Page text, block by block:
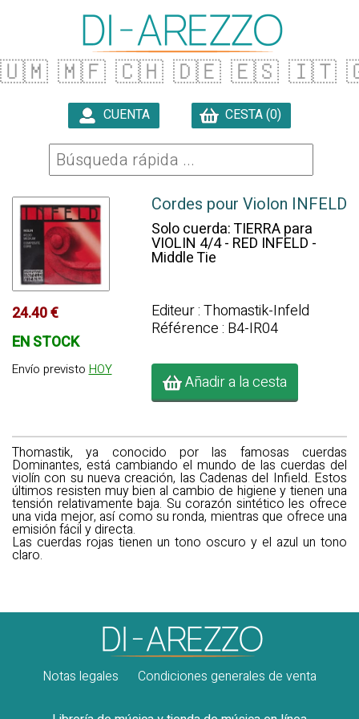
🇺🇲 🇲🇫 🇨🇭 🇩🇪 🇪🇸 🇮🇹
CUENTA CESTA (0)
24.40 €
EN STOCK
Envío previsto HOY
Cordes pour Violon INFELD
Solo cuerda: TIERRA para
VIOLIN 4/4 - RED INFELD -
Middle Tie
Editeur : Thomastik-Infeld
Référence : B4-IR04
Añadir a la cesta
Thomastik, ya conocido por las famosas cuerdas
Dominantes, está cambiando el mundo de las cuerdas del
violín con su nueva creación, las Cadenas del Infield. Estos
últimos resisten muy bien al cambio de higiene y tienen una
tensión relativamente baja. Su corazón sintético les ofrece
una vida mejor, así como su ronda, mientras que ofrece una
emisión fácil y directa.
Las cuerdas rojas tienen un tono oscuro y el azul un tono
claro.
Notas legales Condiciones generales de venta